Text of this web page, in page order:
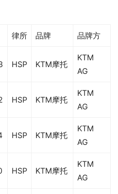
律所 品牌 品牌方
HSP KTM摩托
KTM
AG
HSP KTM摩托
KTM
AG
HSP KTM摩托
KTM
AG
HSP KTM摩托
KTM
AG